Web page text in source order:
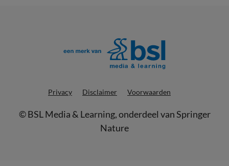
Privacy Disclaimer Voorwaarden
©BSL Media & Learning, onderdeel vanSpringer
Nature